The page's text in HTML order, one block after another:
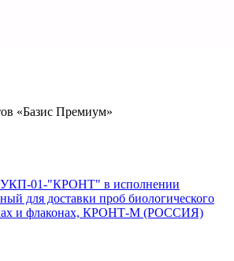
«Базис Премиум»
"УКП-01-"КРОНТ" в исполнении
для доставки проб биологического
и флаконах, КРОНТ-М (РОССИЯ)